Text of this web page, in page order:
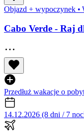
Objazd + wypoczynek •
Cabo Verde - Raj
Przedłuż wakacje o
14.12.2026 (8 dni / 7